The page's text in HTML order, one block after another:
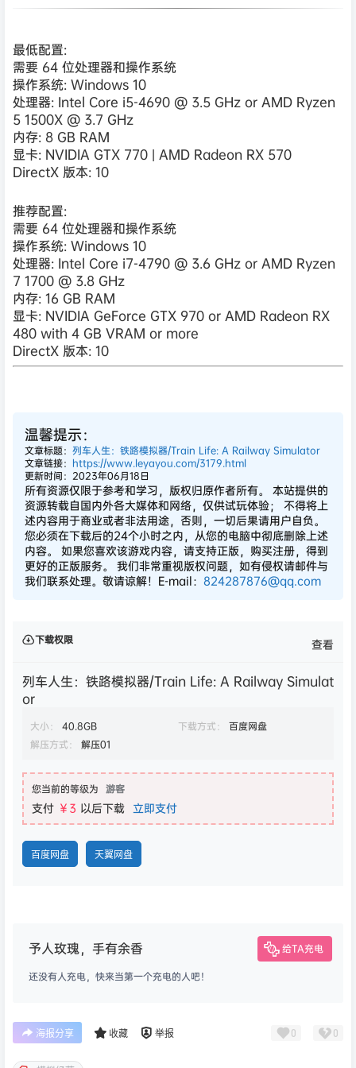
最低配置:
需要 64 位处理器和操作系统
操作系统: Windows 10
处理器: Intel Core i5-4690 @ 3.5 GHz or AMD Ryzen
5 1500X @ 3.7 GHz
内存: 8 GB RAM
显卡: NVIDIA GTX 770 | AMD Radeon RX 570
DirectX 版本: 10
推荐配置:
需要 64 位处理器和操作系统
操作系统: Windows 10
处理器: Intel Core i7-4790 @ 3.6 GHz or AMD Ryzen
7 1700 @ 3.8 GHz
内存: 16 GB RAM
显卡: NVIDIA GeForce GTX 970 or AMD Radeon RX
480 with 4 GB VRAM or more
DirectX 版本: 10
温馨提示：
文章标题： 列车人生：铁路模拟器/Train Life: A Railway Simulator
文章链接： https://www.leyayou.com/3179.html
更新时间：2023年06月18日
所有资源仅限于参考和学习，版权归原作者所有。 本站提供的
资源转载自国内外各大媒体和网络，仅供试玩体验； 不得将上
述内容用于商业或者非法用途，否则，一切后果请用户自负。
您必须在下载后的24个小时之内，从您的电脑中彻底删除上述
内容。 如果您喜欢该游戏内容，请支持正版，购买注册，得到
更好的正版服务。 我们非常重视版权问题，如有侵权请邮件与
我们联系处理。敬请谅解！E-mail： 824287876@qq.com
下载权限 查看
列车人生：铁路模拟器/Train Life: A Railway Simulat
or
大小： 40.8GB 下载方式：
百度网盘
解压方式：
解压01
您当前的等级为 游客
支付 ￥3 以后下载 立即支付
百度网盘 天翼网盘
予人玫瑰，手有余香 给TA充电
还没有人充电，快来当第一个充电的人吧！
海报分享 收藏 举报 0 0